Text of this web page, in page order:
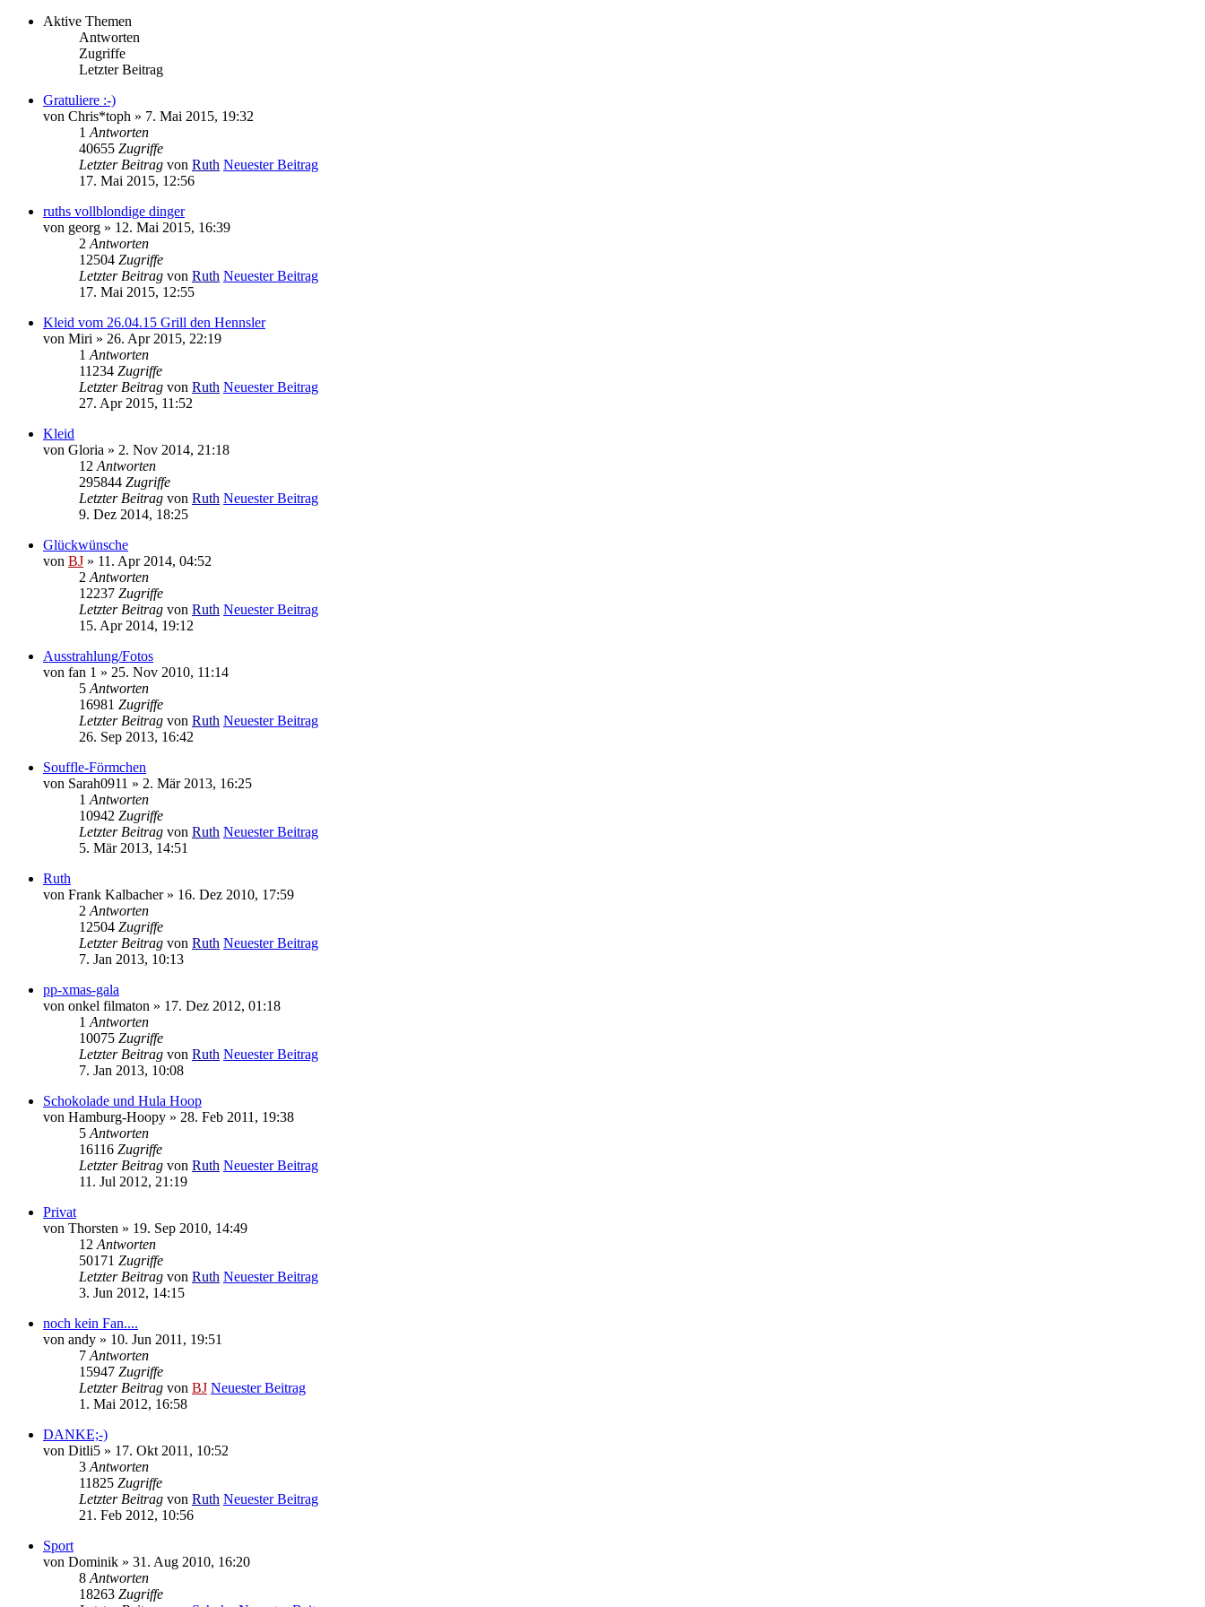
Aktive Themen
Antworten
Zugriffe
Letzter Beitrag
Gratuliere :-)
von Chris*toph » 7. Mai 2015, 19:32
1Antworten
40655 Zugriffe
Letzter Beitrag von Ruth Neuester Beitrag
17. Mai 2015, 12:56
ruths vollblondige dinger
von georg » 12. Mai 2015, 16:39
2Antworten
12504 Zugriffe
Letzter Beitrag von Ruth Neuester Beitrag
17. Mai 2015, 12:55
Kleid vom 26.04.15 Grill den Hennsler
von Miri » 26. Apr 2015, 22:19
1Antworten
11234 Zugriffe
Letzter Beitrag von Ruth Neuester Beitrag
27. Apr 2015, 11:52
Kleid
von Gloria » 2. Nov 2014, 21:18
12Antworten
295844 Zugriffe
Letzter Beitrag von Ruth Neuester Beitrag
9. Dez 2014, 18:25
Glückwünsche
von BJ » 11. Apr 2014, 04:52
2Antworten
12237 Zugriffe
Letzter Beitrag von Ruth Neuester Beitrag
15. Apr 2014, 19:12
Ausstrahlung/Fotos
von fan 1 » 25. Nov 2010, 11:14
5Antworten
16981 Zugriffe
Letzter Beitrag von Ruth Neuester Beitrag
26. Sep 2013, 16:42
Souffle-Förmchen
von Sarah0911 » 2. Mär 2013, 16:25
1Antworten
10942 Zugriffe
Letzter Beitrag von Ruth Neuester Beitrag
5. Mär 2013, 14:51
Ruth
von Frank Kalbacher» 16. Dez 2010, 17:59
2Antworten
12504 Zugriffe
Letzter Beitrag von Ruth Neuester Beitrag
7. Jan 2013, 10:13
pp-xmas-gala
von onkel filmaton » 17. Dez 2012, 01:18
1Antworten
10075 Zugriffe
Letzter Beitrag von Ruth Neuester Beitrag
7. Jan 2013, 10:08
Schokolade und Hula Hoop
von Hamburg-Hoopy » 28. Feb 2011, 19:38
5Antworten
16116 Zugriffe
Letzter Beitrag von Ruth Neuester Beitrag
11. Jul 2012, 21:19
Privat
von Thorsten » 19. Sep 2010, 14:49
12Antworten
50171 Zugriffe
Letzter Beitrag von Ruth Neuester Beitrag
3. Jun 2012, 14:15
noch kein Fan....
von andy » 10. Jun 2011, 19:51
7Antworten
15947 Zugriffe
Letzter Beitrag von BJ Neuester Beitrag
1. Mai 2012, 16:58
DANKE;-)
von Ditli5 » 17. Okt 2011, 10:52
3Antworten
11825 Zugriffe
Letzter Beitrag von Ruth Neuester Beitrag
21. Feb 2012, 10:56
Sport
von Dominik » 31. Aug 2010, 16:20
8Antworten
18263 Zugriffe